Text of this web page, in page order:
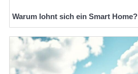
Warum lohnt sich ein Smart Home?